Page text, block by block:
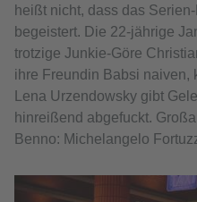
heißt nicht, dass das
begeistert. Die 22-jährige
trotzige Junkie-Göre
ihre Freundin Babsi naiven,
Lena Urzendowsky gibt
hinreißend abgefuckt.
Benno: Michelangelo